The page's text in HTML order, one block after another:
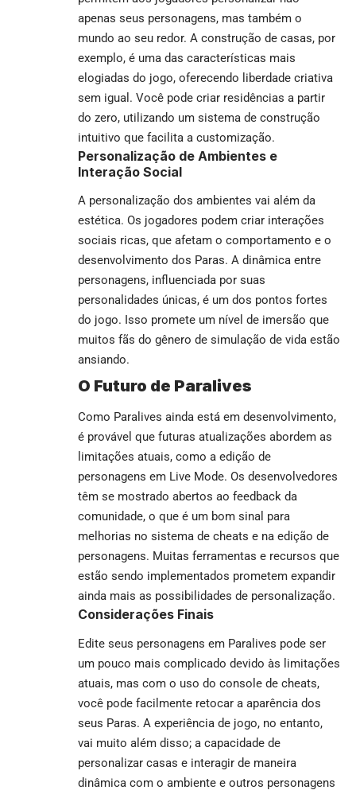
apenas seus personagens, mas também o
mundo ao seu redor. A construção de casas, por
exemplo, é uma das características mais
elogiadas do jogo, oferecendo liberdade criativa
sem igual. Você pode criar residências a partir
do zero, utilizando um sistema de construção
intuitivo que facilita a customização.
Personalização de Ambientes e
Interação Social
A personalização dos ambientes vai além da
estética. Os jogadores podem criar interações
sociais ricas, que afetam o comportamento e o
desenvolvimento dos Paras. A dinâmica entre
personagens, influenciada por suas
personalidades únicas, é um dos pontos fortes
do jogo. Isso promete um nível de imersão que
muitos fãs do gênero de simulação de vida estão
ansiando.
O Futuro de Paralives
Como Paralives ainda está em desenvolvimento,
é provável que futuras atualizações abordem as
limitações atuais, como a edição de
personagens em Live Mode. Os desenvolvedores
têm se mostrado abertos ao feedback da
comunidade, o que é um bom sinal para
melhorias no sistema de cheats e na edição de
personagens. Muitas ferramentas e recursos que
estão sendo implementados prometem expandir
ainda mais as possibilidades de personalização.
Considerações Finais
Edite seus personagens em Paralives pode ser
um pouco mais complicado devido às limitações
atuais, mas com o uso do console de cheats,
você pode facilmente retocar a aparência dos
seus Paras. A experiência de jogo, no entanto,
vai muito além disso; a capacidade de
personalizar casas e interagir de maneira
dinâmica com o ambiente e outros personagens